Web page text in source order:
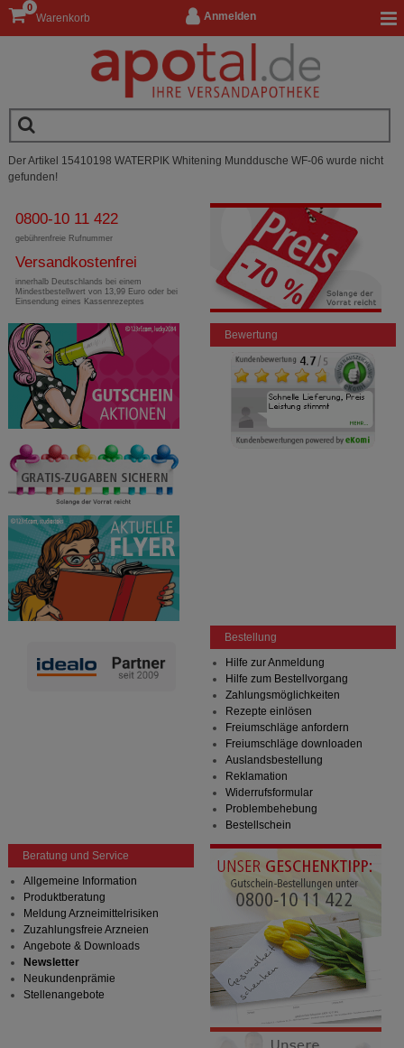
Anmelden
Warenkorb
0
Der Artikel 15410198 WATERPIK Whitening Munddusche WF-06 wurde nicht
gefunden!
0800-10 11 422
gebührenfreie Rufnummer
Versandkostenfrei
innerhalb Deutschlands bei einem
Mindestbestellwert von 13,99 Euro oder bei
Einsendung eines Kassenrezeptes
Bewertung
Bestellung
Hilfe zur Anmeldung
Hilfe zum Bestellvorgang
Zahlungsmöglichkeiten
Rezepte einlösen
Freiumschläge anfordern
Freiumschläge downloaden
Auslandsbestellung
Reklamation
Widerrufsformular
Problembehebung
Bestellschein
Beratung und Service
Allgemeine Information
Produktberatung
Meldung Arzneimittelrisiken
Zuzahlungsfreie Arzneien
Angebote & Downloads
Newsletter
Neukundenprämie
Stellenangebote